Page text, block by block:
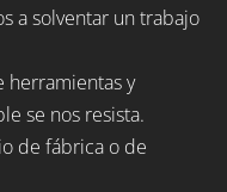
a solventar un trabajo
herramientas y
se nos resista.
de fábrica o de